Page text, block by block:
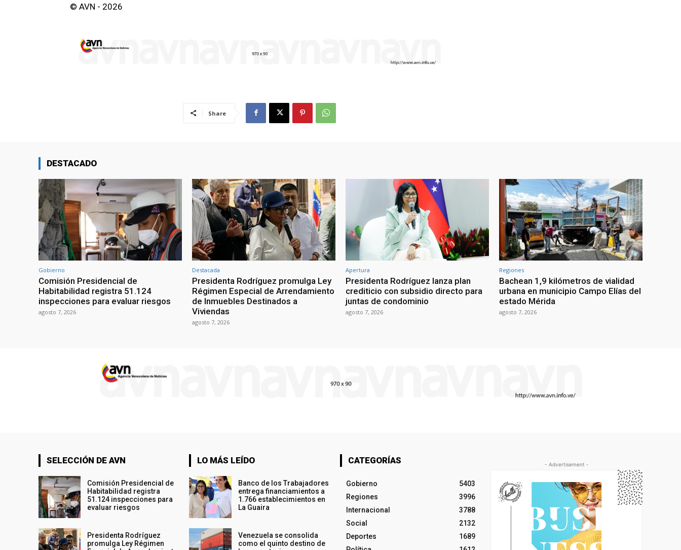
© AVN - 2026
Share
DESTACADO
Gobierno
Comisión Presidencial de
Habitabilidad registra 51.124
inspecciones para evaluar riesgos
agosto 7, 2026
Destacada
Presidenta Rodríguez promulga Ley
Régimen Especial de Arrendamiento
de Inmuebles Destinados a
Viviendas
agosto 7, 2026
Apertura
Presidenta Rodríguez lanza plan
crediticio con subsidio directo para
juntas de condominio
agosto 7, 2026
Regiones
Bachean 1,9 kilómetros de vialidad
urbana en municipio Campo Elías del
estado Mérida
agosto 7, 2026
SELECCIÓN DE AVN
Comisión Presidencial de
Habitabilidad registra
51.124 inspecciones para
evaluar riesgos
Presidenta Rodríguez
promulga Ley Régimen
LO MÁS LEÍDO
Banco de los Trabajadores
entrega financiamientos a
1.766 establecimientos en
La Guaira
Venezuela se consolida
como el quinto destino de
CATEGORÍAS
Gobierno
5403
Regiones
3996
Internacional
3788
Social
2132
Deportes
1689
- Advertisement -